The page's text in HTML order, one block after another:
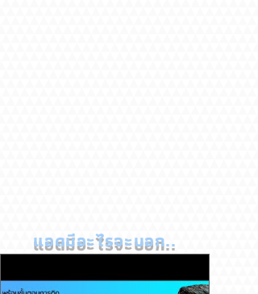
แอดมีอะไรจะบอก..